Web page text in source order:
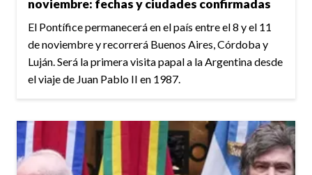
noviembre: fechas y ciudades confirmadas
El Pontífice permanecerá en el país entre el 8 y el 11
de noviembre y recorrerá Buenos Aires, Córdoba y
Luján. Será la primera visita papal a la Argentina desde
el viaje de Juan Pablo II en 1987.